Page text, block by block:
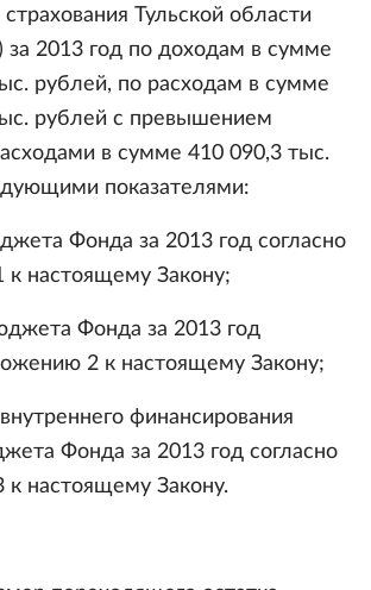
Тульской области
2013 год по доходам в сумме
рублей, по расходам в сумме
рублей с превышением
в сумме 410 090,3 тыс.
показателями:
Фонда за 2013 год согласно
настоящему Закону;
Фонда за 2013 год
2 к настоящему Закону;
финансирования
Фонда за 2013 год согласно
настоящему Закону.